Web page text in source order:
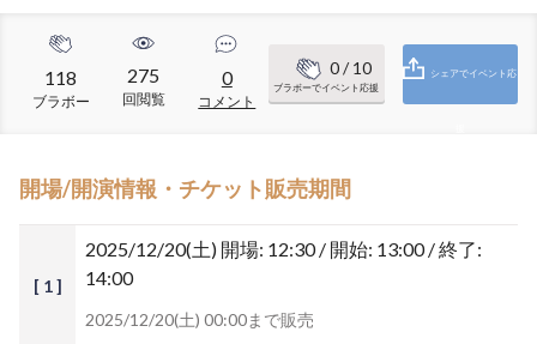
118
ブラボー
275
回閲覧
0
コメント
0/ 10
ブラボーでイベント応援
シェアでイベント応
開場/開演情報・チケット販売期間
[ 1 ]
2025/12/20(土) 開場: 12:30 / 開始: 13:00 / 終了:
14:00
2025/12/20(土) 00:00まで販売